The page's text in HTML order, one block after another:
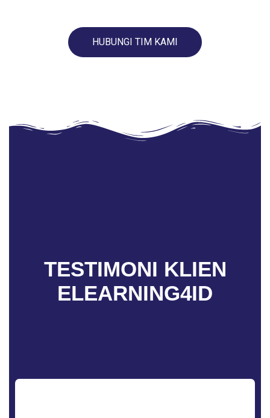
HUBUNGI TIM KAMI
TESTIMONI KLIEN
ELEARNING4ID